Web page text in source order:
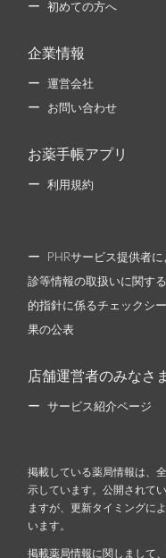
初めての方へ
企業情報
運営会社
お問い合わせ
お薬手帳アプリ
利用規約
PHRサービス提供者に
診等情報の取扱いに関す
的指針に係るチェックシ
果の公表
店舗運営者のみなさま
サービス紹介ページ
掲載している薬局情報は、
示しています。公開されて
ますが、更新タイミングに
います。
掲載薬局情報に関しまして